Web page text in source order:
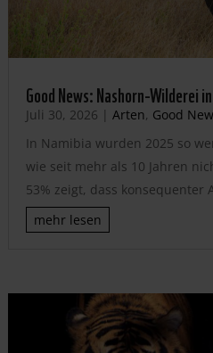
Good News: Nashorn-Wilderei
Juli 30, 2026 | Arten, Good
In Namibia wurden 2025 so
wie seit mehr als 10 Jahren
53% zeigt, dass konsequenter
mehr lesen